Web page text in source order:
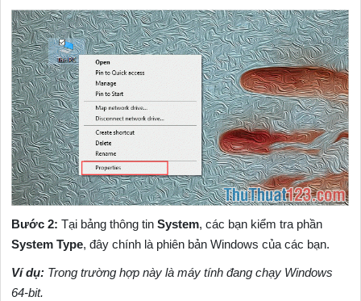
Bước 2: Tại bảng thông tinSystem, các bạn kiểm tra phần
System Type, đây chính là phiên bản Windows của các bạn.
Ví dụ: Trong trường hợp này là máy tính đang chạy Windows
64-bit.